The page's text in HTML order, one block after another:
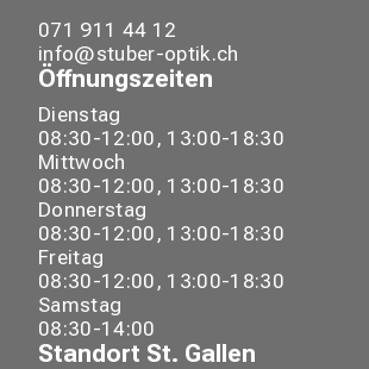
071 911 44 12
info@stuber-optik.ch
Öffnungszeiten
Dienstag
08:30-12:00, 13:00-18:30
Mittwoch
08:30-12:00, 13:00-18:30
Donnerstag
08:30-12:00, 13:00-18:30
Freitag
08:30-12:00, 13:00-18:30
Samstag
08:30-14:00
Standort St. Gallen